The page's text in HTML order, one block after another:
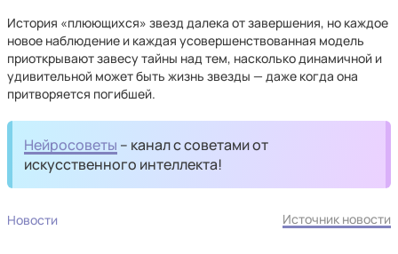
История «плюющихся» звезд далека от завершения, но каждое
новое наблюдение и каждая усовершенствованная модель
приоткрывают завесу тайны над тем, насколько динамичной и
удивительной может быть жизнь звезды — даже когда она
притворяется погибшей.
Нейросоветы – канал с советами от
искусственного интеллекта!
Новости Источник новости